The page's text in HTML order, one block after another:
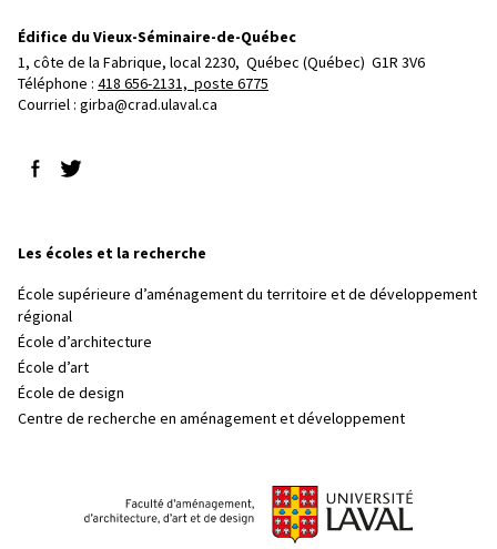
Édifice du Vieux-Séminaire-de-Québec
1, côte de la Fabrique, local 2230, Québec (Québec)  G1R 3V6
Téléphone : 418 656-2131, poste 6775
Courriel : girba@crad.ulaval.ca
Suivez-nous sur Facebook
Suivez-nous sur Twitter
Les écoles et la recherche
École supérieure d’aménagement du territoire et de développement
régional
École d’architecture
École d’art
École de design
Centre de recherche en aménagement et développement